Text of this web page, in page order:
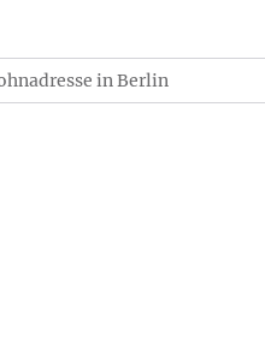
in Berlin